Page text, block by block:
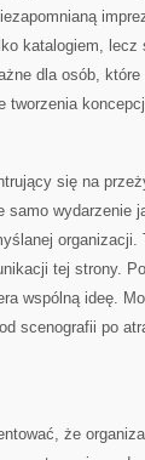
katalogiem,
dla osób,
tworzenia
się na
samo wydarzenie
organizacji.
tej strony.
wspólną ideę.
scenografii po
że